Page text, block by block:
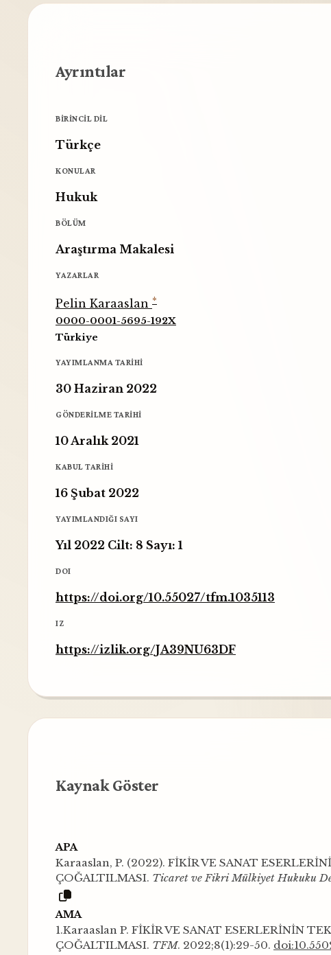
Ayrıntılar
BIRINCIL DIL
Türkçe
KONULAR
Hukuk
BÖLÜM
Araştırma Makalesi
YAZARLAR
Pelin Karaaslan *
0000-0001-5695-192X
Türkiye
YAYIMLANMA TARIHI
30 Haziran 2022
GÖNDERILME TARIHI
10 Aralık 2021
KABUL TARIHI
16 Şubat 2022
YAYIMLANDIĞI SAYI
Yıl 2022 Cilt: 8 Sayı: 1
DOI
https://doi.org/10.55027/tfm.1035113
IZ
https://izlik.org/JA39NU63DF
Kaynak Göster
APA
Karaaslan, P. (2022). FİKİR VE SANAT
ÇOĞALTILMASI. Ticaret ve Fikri Mülkiyet Hukuku
AMA
1.Karaaslan P. FİKİR VE SANAT ESERLERİNİN
ÇOĞALTILMASI. TFM. 2022;8(1):29-50.